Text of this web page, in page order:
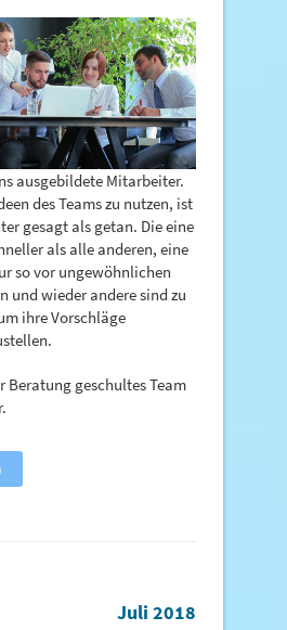
ausgebildete Mitarbeiter.
des Teams zu nutzen, ist
gesagt als getan. Die eine
als alle anderen, eine
so vor ungewöhnlichen
und wieder andere sind zu
ihre Vorschläge
Beratung geschultes Team
Juli 2018